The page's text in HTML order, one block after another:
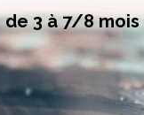
de 3 à 7/8 mois